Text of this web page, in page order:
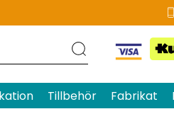
Tillbehör Fabrikat
Baserat på 0